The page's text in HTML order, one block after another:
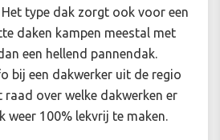
type dak zorgt ook voor een
daken kampen meestal met
een hellend pannendak.
bij een dakwerker uit de regio
raad over welke dakwerken er
weer 100% lekvrij te maken.